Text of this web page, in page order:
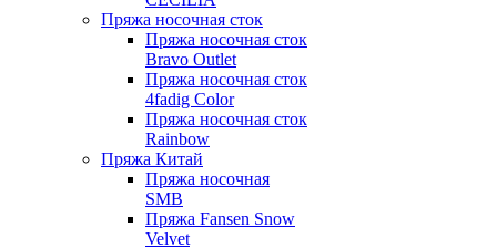
Пряжа носочная сток
Пряжа носочная сток
Bravo Outlet
Пряжа носочная сток
4fadig Color
Пряжа носочная сток
Rainbow
Пряжа Китай
Пряжа носочная
SMB
Пряжа Fansen Snow
Velvet